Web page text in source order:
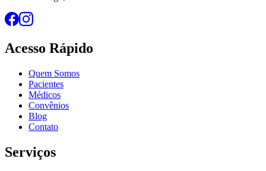
Acesso Rápido
Quem Somos
Pacientes
Médicos
Convênios
Blog
Contato
Serviços